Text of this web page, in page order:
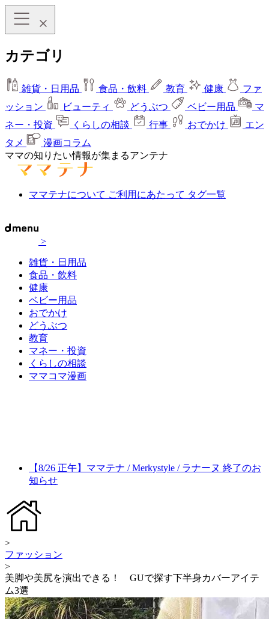
カテゴリ
雑貨・日用品 食品・飲料 教育 健康
ファ
ッション
ビューティ どうぶつ ベビー用品
マ
ネー・投資
くらしの相談 行事 おでかけ
エン
タメ
漫画コラム
ママの知りたい情報が集まるアンテナ
ママテナについて ご利用にあたって タグ一覧
>
雑貨・日用品
食品・飲料
健康
ベビー用品
おでかけ
どうぶつ
教育
マネー・投資
くらしの相談
ママコマ漫画
【8/26 正午】ママテナ / Merkystyle / ラナーヌ 終了のお
知らせ
>
ファッション
>
美脚や美尻を演出できる！ GUで探す下半身カバーアイテ
ム3選